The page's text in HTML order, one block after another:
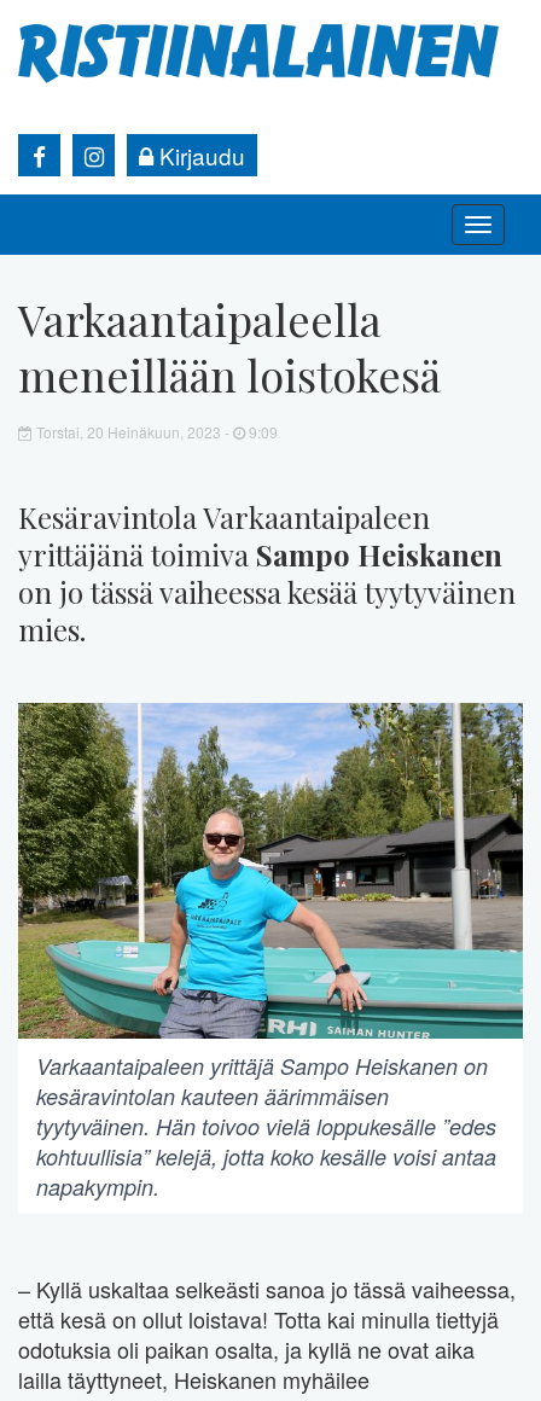
Kirjaudu
Toggle
Varkaantaipaleella
meneillään loistokesä
Torstai, 20 Heinäkuun, 2023 - 9:09
Kesäravintola Varkaantaipaleen
yrittäjänä toimiva Sampo Heiskanen
on jo tässä vaiheessa kesää tyytyväinen
mies.
Varkaantaipaleen yrittäjä Sampo Heiskanen on
kesäravintolan kauteen äärimmäisen
tyytyväinen. Hän toivoo vielä loppukesälle ”edes
kohtuullisia” kelejä, jotta koko kesälle voisi antaa
napakympin.
– Kyllä uskaltaa selkeästi sanoa jo tässä vaiheessa,
että kesä on ollut loistava! Totta kai minulla tiettyjä
odotuksia oli paikan osalta, ja kyllä ne ovat aika
lailla täyttyneet, Heiskanen myhäilee